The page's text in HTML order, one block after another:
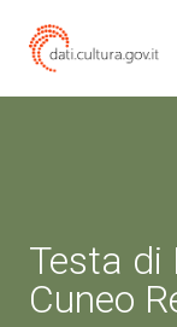
Testa di
Cuneo